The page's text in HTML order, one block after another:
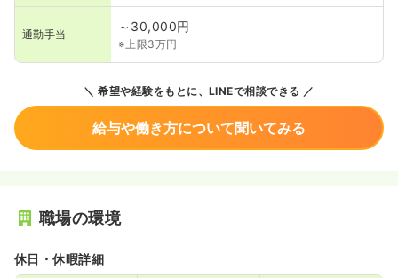
通勤手当
～30,000円
※上限3万円
希望や経験をもとに、LINEで相談できる
給与や働き方について聞いてみる
職場の環境
休日・休暇詳細